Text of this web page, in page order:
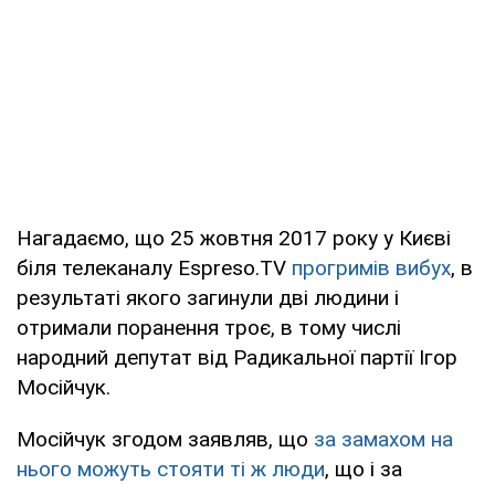
Нагадаємо, що 25 жовтня 2017 року у Києві
біля телеканалу Espreso.TV прогримів вибух, в
результаті якого загинули дві людини і
отримали поранення троє, в тому числі
народний депутат від Радикальної партії Ігор
Мосійчук.
Мосійчук згодом заявляв, що за замахом на
нього можуть стояти ті ж люди, що і за